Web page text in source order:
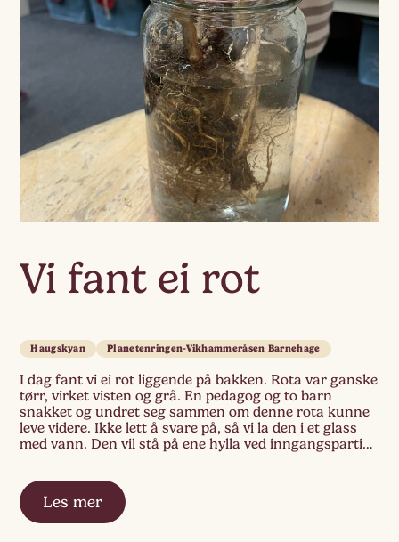
Vi fant ei rot
Haugskyan Planetenringen-Vikhammeråsen Barnehage
I dag fant vi ei rot liggende på bakken. Rota var ganske
tørr, virket visten og grå. En pedagog og to barn
snakket og undret seg sammen om denne rota kunne
leve videre. Ikke lett å svare på, så vi la den i et glass
med vann. Den vil stå på ene hylla ved inngangspartiet
Les mer